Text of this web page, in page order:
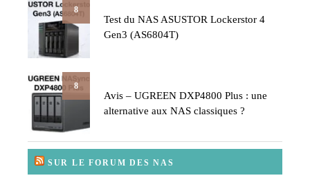
8
Test du NAS ASUSTOR Lockerstor 4
Gen3 (AS6804T)
8
Avis – UGREEN DXP4800 Plus : une
alternative aux NAS classiques ?
SUR LE FORUM DES NAS